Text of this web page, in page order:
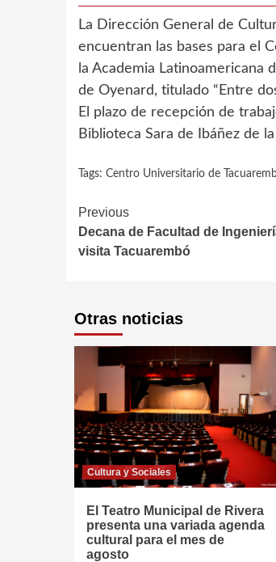
La Dirección General de
encuentran las bases para el
la Academia Latinoamericana
de Oyenard, titulado “Entre
El plazo de recepción de
Biblioteca Sara de Ibáñez de
Tags: Centro Universitario de
Continue
Reading
Previous
Decana de Facultad de
visita Tacuarembó
Otras noticias
Cultura y Sociales
El Teatro Municipal de Rivera
presenta una variada agenda
cultural para el mes de
agosto